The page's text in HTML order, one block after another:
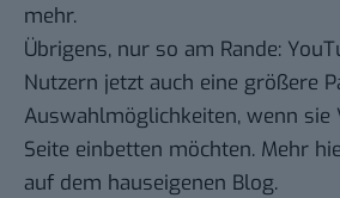
mehr.
Übrigens, nur so am Rande:
Nutzern jetzt auch eine größere
Auswahlmöglichkeiten, wenn sie
Seite einbetten möchten. Mehr
auf dem hauseigenen Blog.